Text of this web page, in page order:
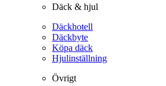
Däck & hjul
Däckhotell
Däckbyte
Köpa däck
Hjulinställning
Övrigt